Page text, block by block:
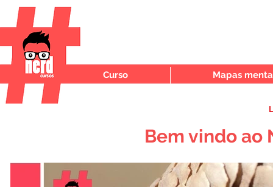
Curso Mapas
Bem vindo ao